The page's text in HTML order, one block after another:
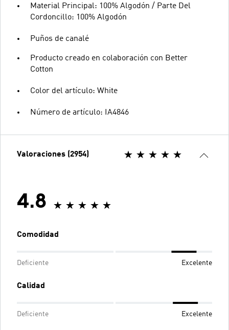
Material Principal: 100% Algodón / Parte Del
Cordoncillo: 100% Algodón
Puños de canalé
Producto creado en colaboración con Better
Cotton
Color del artículo: White
Número de artículo: IA4846
Valoraciones (2954)
4.8
Comodidad
Deficiente Excelente
Calidad
Deficiente Excelente